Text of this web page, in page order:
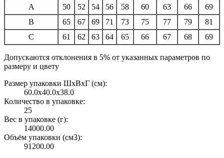
A 50 52 54 56 58 60 63 66
69
B
65 67 69 71 73 75 77 79
81
C
61 62 63 64 65 66 67 68 69
Допускаются отклонения в 5% от указанных параметров по
размеру и цвету
Размер упаковки ШxВxГ (см):
60.0x40.0x38.0
Количество в упаковке:
25
Вес в упаковке (г):
14000.00
Объём упаковки (см3):
91200.00